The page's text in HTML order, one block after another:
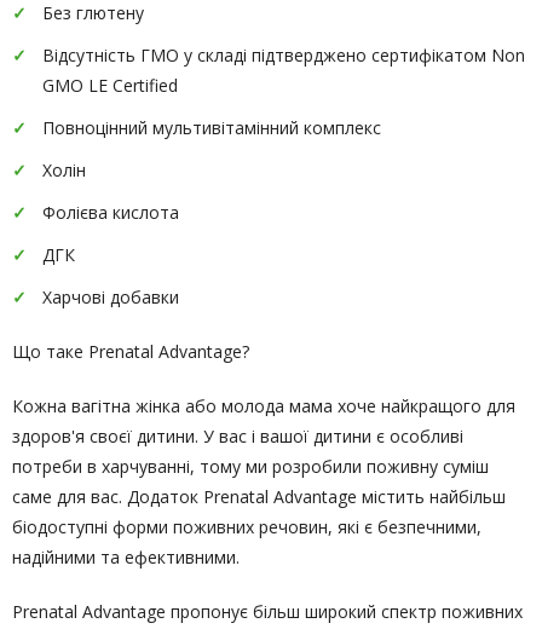
Без глютену
Відсутність ГМО у складі підтверджено сертифікатом Non
GMO LE Certified
Повноцінний мультивітамінний комплекс
Холін
Фолієва кислота
ДГК
Харчові добавки
Що таке Prenatal Advantage?
Кожна вагітна жінка або молода мама хоче найкращого для
здоров'я своєї дитини. У вас і вашої дитини є особливі
потреби в харчуванні, тому ми розробили поживну суміш
саме для вас. Додаток Prenatal Advantage містить найбільш
біодоступні форми поживних речовин, які є безпечними,
надійними та ефективними.
Prenatal Advantage пропонує більш широкий спектр поживних